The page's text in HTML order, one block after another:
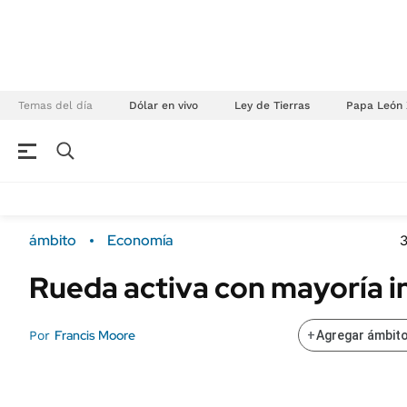
Temas del día Dólar en vivo Ley de Tierras Papa León
Campo Sustentabilidad
ENERGY REPORT
ámbito Economía
Rueda activa con mayoría
Por Francis Moore +Agregar